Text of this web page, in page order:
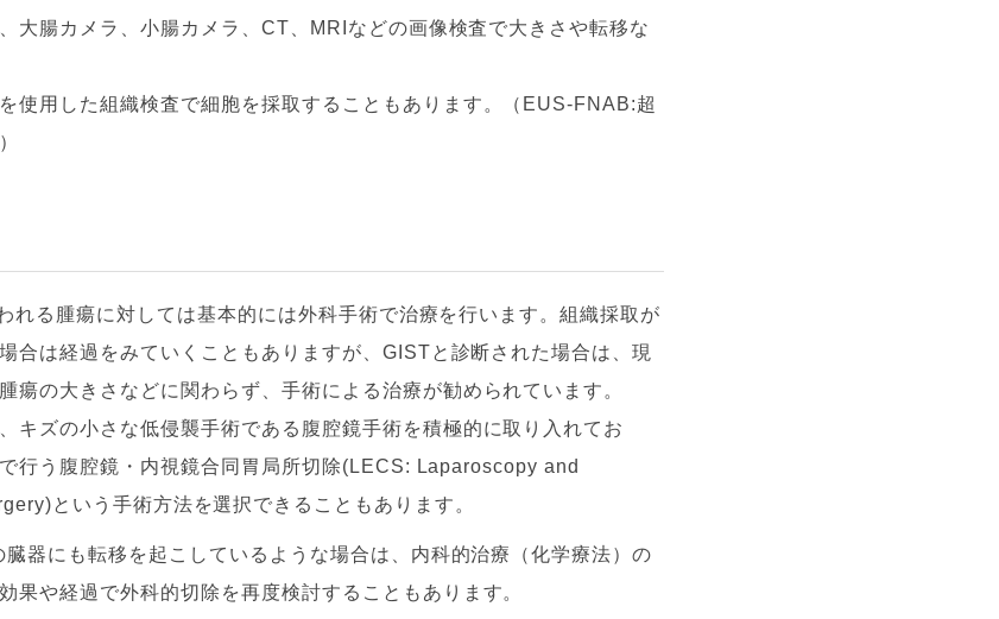
大腸カメラ、小腸カメラ、CT、MRIなどの画像検査で大きさや転移な
使用した組織検査で細胞を採取することもあります。（EUS-FNAB:超
れる腫瘍に対しては基本的には外科手術で治療を行います。組織採取が
合は経過をみていくこともありますが、GISTと診断された場合は、現
瘍の大きさなどに関わらず、手術による治療が勧められています。
キズの小さな低侵襲手術である腹腔鏡手術を積極的に取り入れてお
行う腹腔鏡・内視鏡合同胃局所切除(LECS: Laparoscopy and
という手術方法を選択できることもあります。
器にも転移を起こしているような場合は、内科的治療（化学療法）の
果や経過で外科的切除を再度検討することもあります。